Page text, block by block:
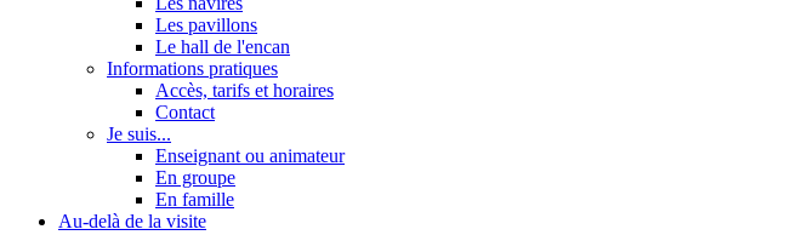
Les pavillons
Le hall de l'encan
Informations pratiques
Accès, tarifs et horaires
Contact
Je suis...
Enseignant ou animateur
En groupe
En famille
Au-delà de la visite